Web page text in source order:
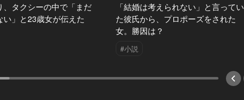
、タクシーの中で「まだ
い」と23歳女が伝えた
「結婚は考えられない」と言ってい
た彼氏から、プロポーズをされた
女。勝因は？
#小説